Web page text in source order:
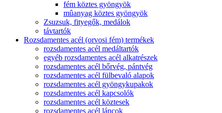
fém köztes gyöngyök
mûanyag köztes gyöngyök
Zsuzsuk, fityegők, medálok
távtartók
Rozsdamentes acél (orvosi fém) termékek
rozsdamentes acél medáltartók
egyéb rozsdamentes acél alkatrészek
rozsdamentes acél bőrvég, pántvég
rozsdamentes acél fülbevaló alapok
rozsdamentes acél gyöngykupakok
rozsdamentes acél kapcsolók
rozsdamentes acél köztesek
rozsdamentes acél láncok